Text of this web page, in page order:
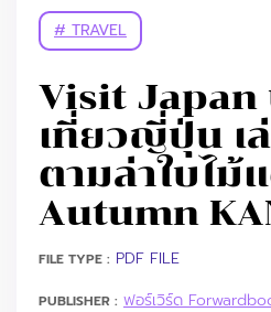
# TRAVEL
Visit
เที่ยวญี่ปุ่น เ
ตามล่าใบไม้
Autumn
FILE TYPE : PDF FILE
PUBLISHER : ฟอร์เวิร์ด